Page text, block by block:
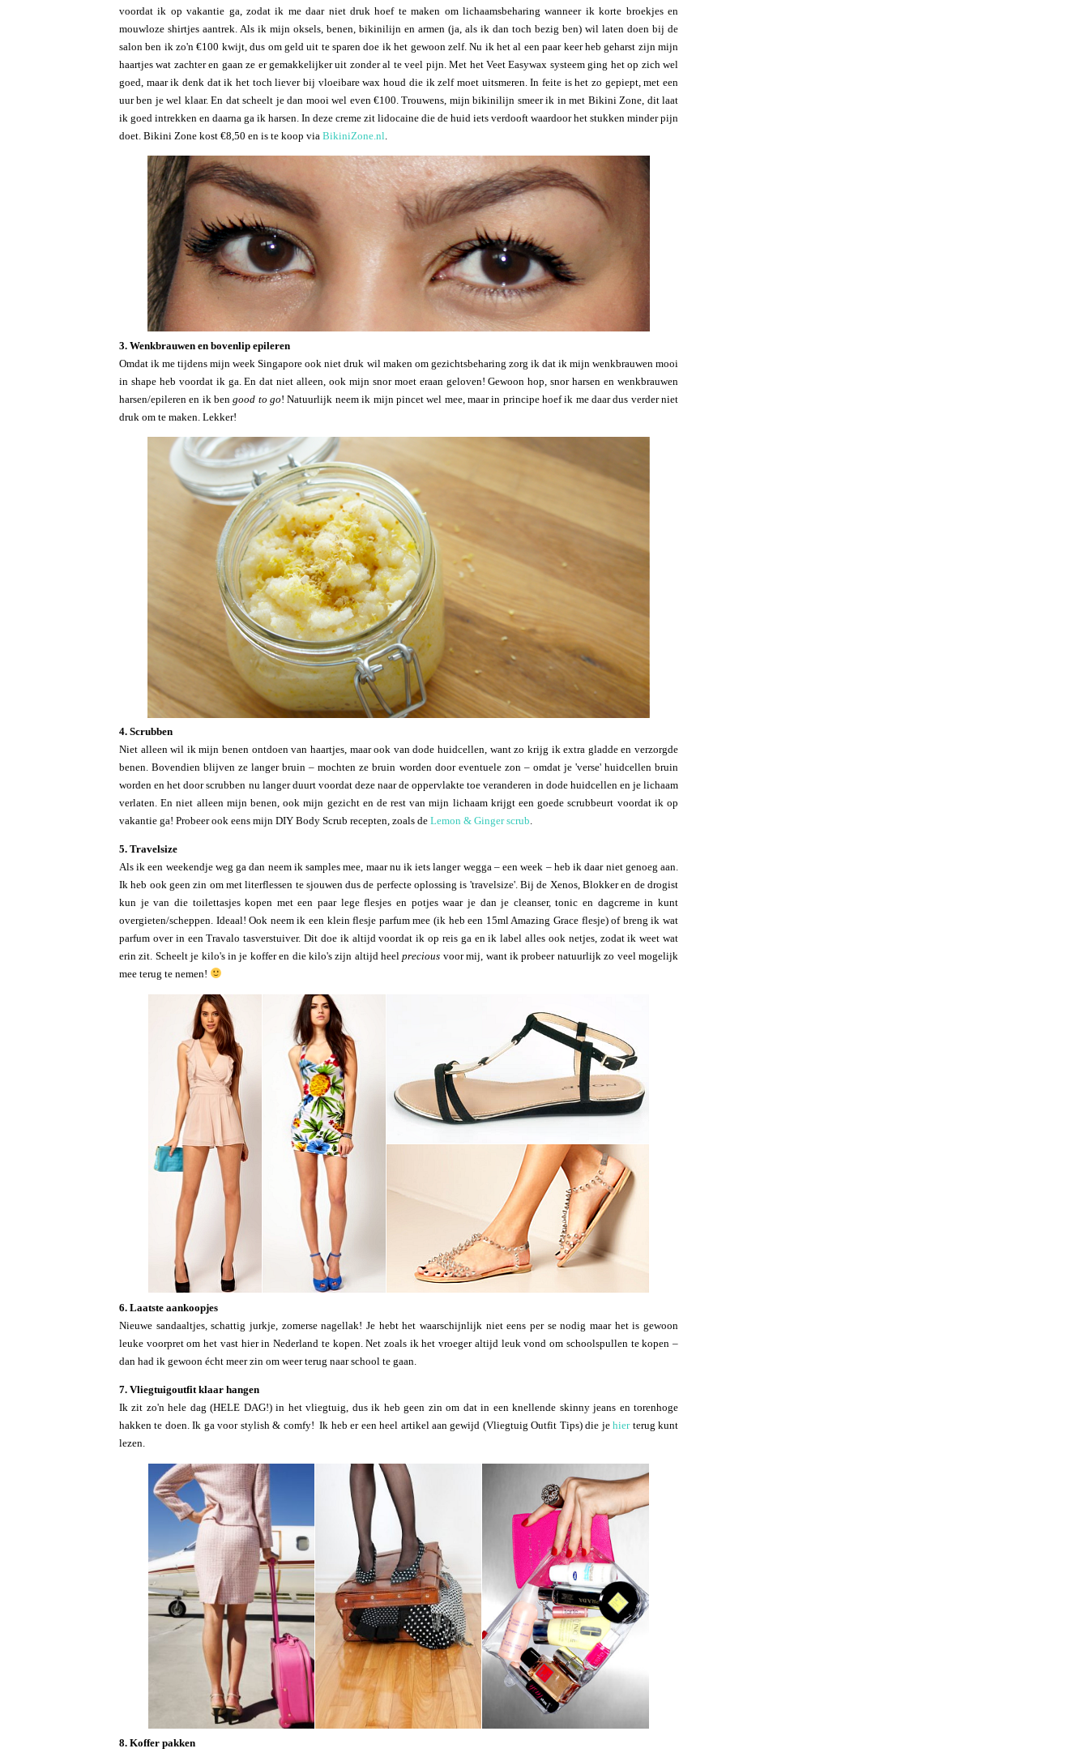
voordat ik op vakantie ga, zodat ik me daar niet druk hoef te maken om lichaamsbeharing wanneer ik korte broekjes en
mouwloze shirtjes aantrek. Als ik mijn oksels, benen, bikinilijn en armen (ja, als ik dan toch bezig ben) wil laten doen bij de
salon ben ik zo'n €100 kwijt, dus om geld uit te sparen doe ik het gewoon zelf. Nu ik het al een paar keer heb geharst zijn mijn
haartjes wat zachter en gaan ze er gemakkelijker uit zonder al te veel pijn. Met het Veet Easywax systeem ging het op zich wel
goed, maar ik denk dat ik het toch liever bij vloeibare wax houd die ik zelf moet uitsmeren. In feite is het zo gepiept, met een
uur ben je wel klaar. En dat scheelt je dan mooi wel even €100. Trouwens, mijn bikinilijn smeer ik in met Bikini Zone, dit laat
ik goed intrekken en daarna ga ik harsen. In deze creme zit lidocaine die de huid iets verdooft waardoor het stukken minder pijn
doet. Bikini Zone kost €8,50 en is te koop via BikiniZone.nl.
3. Wenkbrauwen en bovenlip epileren
Omdat ik me tijdens mijn week Singapore ook niet druk wil maken om gezichtsbeharing zorg ik dat ik mijn wenkbrauwen mooi
in shape heb voordat ik ga. En dat niet alleen, ook mijn snor moet eraan geloven! Gewoon hop, snor harsen en wenkbrauwen
harsen/epileren en ik bengood to go! Natuurlijk neem ik mijn pincet wel mee, maar in principe hoef ik me daar dus verder niet
druk om te maken. Lekker!
4. Scrubben
Niet alleen wil ik mijn benen ontdoen van haartjes, maar ook van dode huidcellen, want zo krijg ik extra gladde en verzorgde
benen. Bovendien blijven ze langer bruin – mochten ze bruin worden door eventuele zon – omdat je 'verse' huidcellen bruin
worden en het door scrubben nu langer duurt voordat deze naar de oppervlakte toe veranderen in dode huidcellen en je lichaam
verlaten. En niet alleen mijn benen, ook mijn gezicht en de rest van mijn lichaam krijgt een goede scrubbeurt voordat ik op
vakantie ga! Probeer ook eens mijn DIY Body Scrub recepten, zoals de Lemon & Ginger scrub.
5. Travelsize
Als ik een weekendje weg ga dan neem ik samples mee, maar nu ik iets langer wegga – een week – heb ik daar niet genoeg aan.
Ik heb ook geen zin om met literflessen te sjouwen dus de perfecte oplossing is 'travelsize'. Bij de Xenos, Blokker en de drogist
kun je van die toilettasjes kopen met een paar lege flesjes en potjes waar je dan je cleanser, tonic en dagcreme in kunt
overgieten/scheppen. Ideaal! Ook neem ik een klein flesje parfum mee (ik heb een 15ml Amazing Grace flesje) of breng ik wat
parfum over in een Travalo tasverstuiver. Dit doe ik altijd voordat ik op reis ga en ik label alles ook netjes, zodat ik weet wat
erin zit. Scheelt je kilo's in je koffer en die kilo's zijn altijd heelprecious voor mij, want ik probeer natuurlijk zo veel mogelijk
mee terug te nemen!
6. Laatste aankoopjes
Nieuwe sandaaltjes, schattig jurkje, zomerse nagellak! Je hebt het waarschijnlijk niet eens per se nodig maar het is gewoon
leuke voorpret om het vast hier in Nederland te kopen. Net zoals ik het vroeger altijd leuk vond om schoolspullen te kopen –
dan had ik gewoon écht meer zin om weer terug naar school te gaan.
7. Vliegtuigoutfit klaar hangen
Ik zit zo'n hele dag (HELE DAG!) in het vliegtuig, dus ik heb geen zin om dat in een knellende skinny jeans en torenhoge
hakken te doen. Ik ga voor stylish & comfy! Ik heb er een heel artikel aan gewijd (Vliegtuig Outfit Tips) die jehierterug kunt
lezen.
8. Koffer pakken